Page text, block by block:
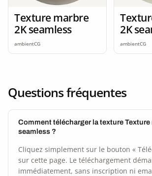
Texture marbre
2K seamless
ambientCG
2K
ambientCG
Questions fréquentes
Comment télécharger la texture Texture
seamless ?
Cliquez simplement sur le bouton «
sur cette page. Le téléchargement
immédiatement, sans inscription ni